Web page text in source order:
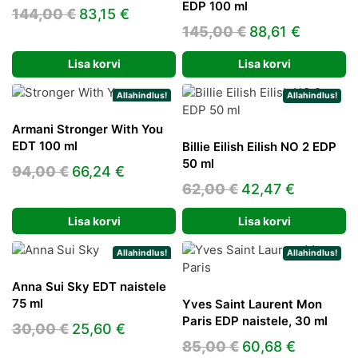
144,00€ Algne
oli:
144,00 €.
83,15 € Praegune
on:
83,15 €.
Lisa korvi
EDP 100 ml
145,00€ Algne
hind
oli:
145,00 €.
88,61 €
hind
on:
88,61 €.
Lisa korvi
Allahindlus!
Armani Stronger With You
EDT 100 ml
94,00€ Algne
oli:
94,00 €.
66,24 € Praegune
on:
66,24 €.
Lisa korvi
Allahindlus!
Billie Eilish Eilish NO 2 EDP
50 ml
62,00€ Algne
hind
oli:
62,00 €.
42,47 €
hind
on:
42,47 €.
Lisa korvi
Allahindlus!
Anna Sui Sky EDT naistele
75 ml
30,00€ Algne
25,60 € Praegune
Allahindlus!
Yves Saint Laurent Mon
Paris EDP naistele, 30 ml
85,00€ Algne
60,68 €